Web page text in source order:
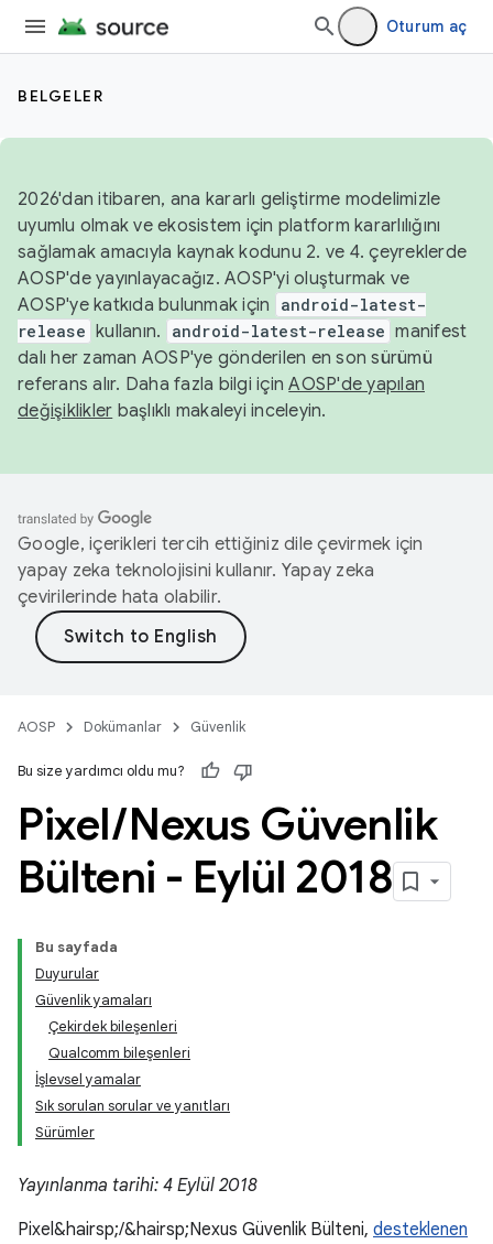
Oturum aç
BELGELER
2026'dan itibaren, ana kararlı geliştirme modelimizle
uyumlu olmak ve ekosistem için platform kararlılığını
sağlamak amacıyla kaynak kodunu 2. ve 4. çeyreklerde
AOSP'de yayınlayacağız. AOSP'yi oluşturmak ve
AOSP'ye katkıda bulunmak için
android-latest-
release kullanın. android-latest-release manifest
dalı her zaman AOSP'ye gönderilen en son sürümü
referans alır. Daha fazla bilgi içinAOSP'de yapılan
değişiklikler başlıklı makaleyi inceleyin.
Google, içerikleri tercih ettiğiniz dile çevirmek için
yapay zeka teknolojisini kullanır. Yapay zeka
çevirilerinde hata olabilir.
AOSP Dokümanlar Güvenlik
Bu size yardımcı oldu mu?
Pixel/Nexus Güvenlik
Bülteni - Eylül 2018
Bu sayfada
Duyurular
Güvenlik yamaları
Çekirdek bileşenleri
Qualcomm bileşenleri
İşlevsel yamalar
Sık sorulan sorular ve yanıtları
Sürümler
Yayınlanma tarihi: 4 Eylül 2018
Pixel&hairsp;/&hairsp;Nexus Güvenlik Bülteni, desteklenen